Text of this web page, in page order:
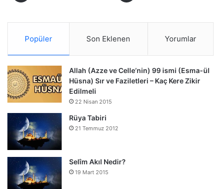
Popüler Son Eklenen Yorumlar
Allah (Azze ve Celle’nin) 99 ismi (Esma-ül
Hüsna) Sır ve Faziletleri – Kaç Kere Zikir
Edilmeli
22 Nisan 2015
Rüya Tabiri
21 Temmuz 2012
Selîm Akıl Nedir?
19 Mart 2015